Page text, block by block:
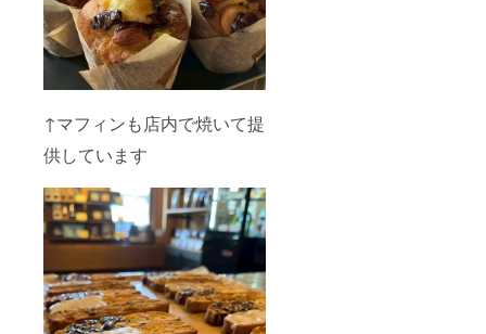
↑マフィンも店内で焼いて提
供しています